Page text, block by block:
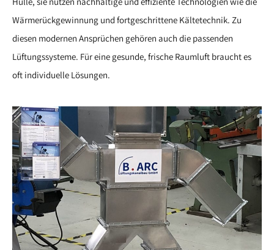
Wärmerückgewinnung und fortgeschrittene Kältetechnik. Zu
diesen modernen Ansprüchen gehören auch die passenden
Lüftungssysteme. Für eine gesunde, frische Raumluft braucht es
oft individuelle Lösungen.